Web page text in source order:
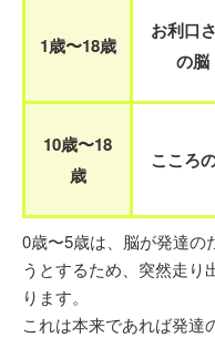
1歳〜18歳
お利口
の脳
10歳〜18
歳
こころ
0歳〜5歳は、脳が発達の
うとするため、突然走り
ります。
これは本来であれば発達